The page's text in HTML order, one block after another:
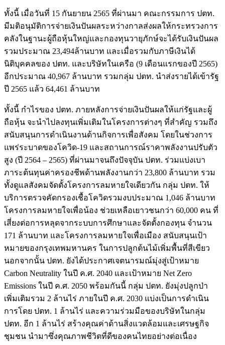
ทั้งนี้ เมื่อวันที่ 15 กันยายน 2565 ที่ผ่านมา คณะกรรมการ ปตท.
มีมติอนุมัติการจ่ายเงินปันผลระหว่างกาลส่งผลให้กระทรวงการ
คลังในฐานะผู้ถือหุ้นใหญ่และกองทุนวายุภักษ์จะได้รับเงินปันผล
รวมประมาณ 23,494ล้านบาท และเมื่อรวมกับภาษีเงินได้
นิติบุคคลของ ปตท. และบริษัทในเครือ (9 เดือนแรกของปี 2565)
อีกประมาณ 40,967 ล้านบาท รวมกลุ่ม ปตท. นำส่งรายได้เข้ารัฐ
ปี 2565 แล้ว 64,461 ล้านบาท
ทั้งนี้ กำไรของ ปตท. ภายหลังการจ่ายเงินปันผลให้แก่รัฐและผู้
ถือหุ้น จะนำไปลงทุนเพิ่มเติมในโครงการต่างๆ ที่สำคัญ รวมถึง
สนับสนุนการดำเนินงานด้านกิจการเพื่อสังคม โดยในช่วงการ
แพร่ระบาดของโควิด-19 และสถานการณ์ราคาพลังงานปรับตัว
สูง (ปี 2564 – 2565) ที่ผ่านมาจนถึงปัจจุบัน ปตท. ร่วมแบ่งเบา
ภาระต้นทุนค่าครองชีพด้านพลังงานกว่า 23,800 ล้านบาท รวม
ทั้งดูแลสังคมจัดตั้งโครงการลมหายใจเดียวกัน กลุ่ม ปตท. ให้
บริการตรวจคัดกรองเชื้อโควิดรวมงบประมาณ 1,046 ล้านบาท
โครงการลมหายใจเพื่อน้อง ช่วยเหลือเยาวชนกว่า 60,000 คน ที่
เสี่ยงต่อการหลุดจากระบบการศึกษาและจัดตั้งกองทุน จำนวน
171 ล้านบาท และโครงการลมหายใจเพื่อเมือง สนับสนุนเป้า
หมายของกรุงเทพมหานคร ในการปลูกต้นไม้เพิ่มพื้นที่สีเขียว
นอกจากนั้น ปตท. ยังได้ประกาศเจตนารมณ์มุ่งสู่เป้าหมาย
Carbon Neutrality ในปี ค.ศ. 2040 และเป้าหมาย Net Zero
Emissions ในปี ค.ศ. 2050 พร้อมกันนี้ กลุ่ม ปตท. ยังมุ่งปลูกป่า
เพิ่มเติมรวม 2 ล้านไร่ ภายในปี ค.ศ. 2030 แบ่งเป็นการดำเนิน
การโดย ปตท. 1 ล้านไร่ และความร่วมมือของบริษัทในกลุ่ม
ปตท. อีก 1 ล้านไร่ สร้างคุณค่าด้านสิ่งแวดล้อมและเศรษฐกิจ
ชุมชน นำมาซึ่งคุณภาพชีวิตที่ดีของคนไทยอย่างต่อเนื่อง